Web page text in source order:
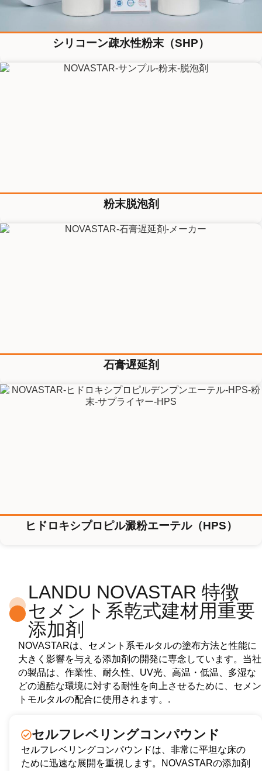
シリコーン疎水性粉末（SHP）
粉末脱泡剤
石膏遅延剤
ヒドロキシプロピル澱粉エーテル（HPS）
LANDU NOVASTAR 特徴
セメント系乾式建材用重要
添加剤
NOVASTARは、セメント系モルタルの塗布方法と性能に
大きく影響を与える添加剤の開発に専念しています。当社
の製品は、作業性、耐久性、UV光、高温・低温、多湿な
どの過酷な環境に対する耐性を向上させるために、セメン
トモルタルの配合に使用されます。.
セルフレベリングコンパウンド
セルフレベリングコンパウンドは、非常に平坦な床の
ために迅速な展開を重視します。NOVASTARの添加剤